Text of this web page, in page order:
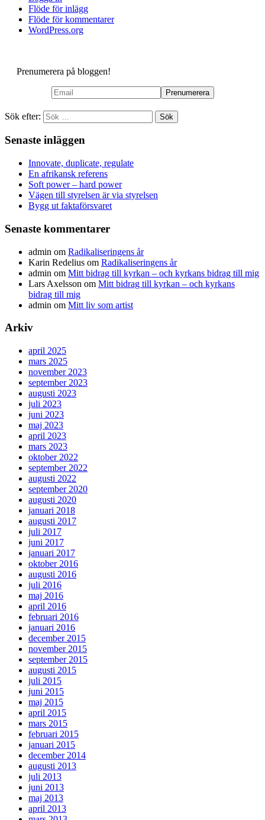
Flöde för inlägg
Flöde för kommentarer
WordPress.org
Prenumerera på bloggen!
Sök efter:
Senaste inläggen
Innovate, duplicate, regulate
En afrikansk referens
Soft power – hard power
Vägen till styrelsen är via styrelsen
Bygg ut faktaförsvaret
Senaste kommentarer
admin om Radikaliseringens år
Karin Redelius om Radikaliseringens år
admin om Mitt bidrag till kyrkan – och kyrkans bidrag till mig
Lars Axelsson om Mitt bidrag till kyrkan – och kyrkans
bidrag till mig
admin om Mitt liv som artist
Arkiv
april 2025
mars 2025
november 2023
september 2023
augusti 2023
juli 2023
juni 2023
maj 2023
april 2023
mars 2023
oktober 2022
september 2022
augusti 2022
september 2020
augusti 2020
januari 2018
augusti 2017
juli 2017
juni 2017
januari 2017
oktober 2016
augusti 2016
juli 2016
maj 2016
april 2016
februari 2016
januari 2016
december 2015
november 2015
september 2015
augusti 2015
juli 2015
juni 2015
maj 2015
april 2015
mars 2015
februari 2015
januari 2015
december 2014
augusti 2013
juli 2013
juni 2013
maj 2013
april 2013